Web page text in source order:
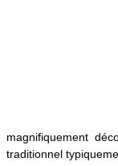
magnifiquement
traditionnel